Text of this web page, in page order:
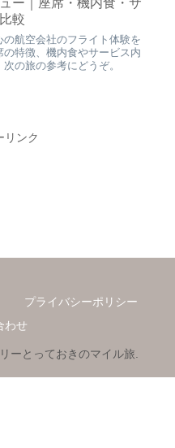
ー｜座席・機内食・サ
較
航空会社のフライト体験を
特徴、機内食やサービス内
の旅の参考にどうぞ。
リンク
プライバシーポリシー
わせ
ーとっておきのマイル旅.